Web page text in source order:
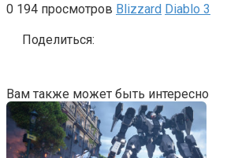
0 194 просмотров Blizzard Diablo 3
Поделиться:
Вам также может быть интересно